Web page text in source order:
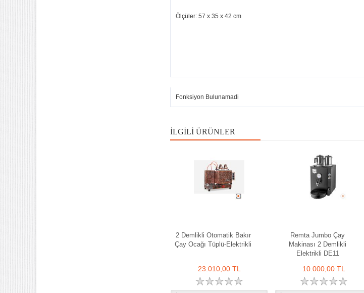
Ölçüler: 57 x 35 x 42 cm
Fonksiyon Bulunamadi
İLGILI ÜRÜNLER
2 Demlikli Otomatik Bakır
Çay Ocağı Tüplü-Elektrikli
23.010,00 TL
Remta Jumbo Çay
Makinası 2 Demlikli
Elektrikli DE11
10.000,00 TL